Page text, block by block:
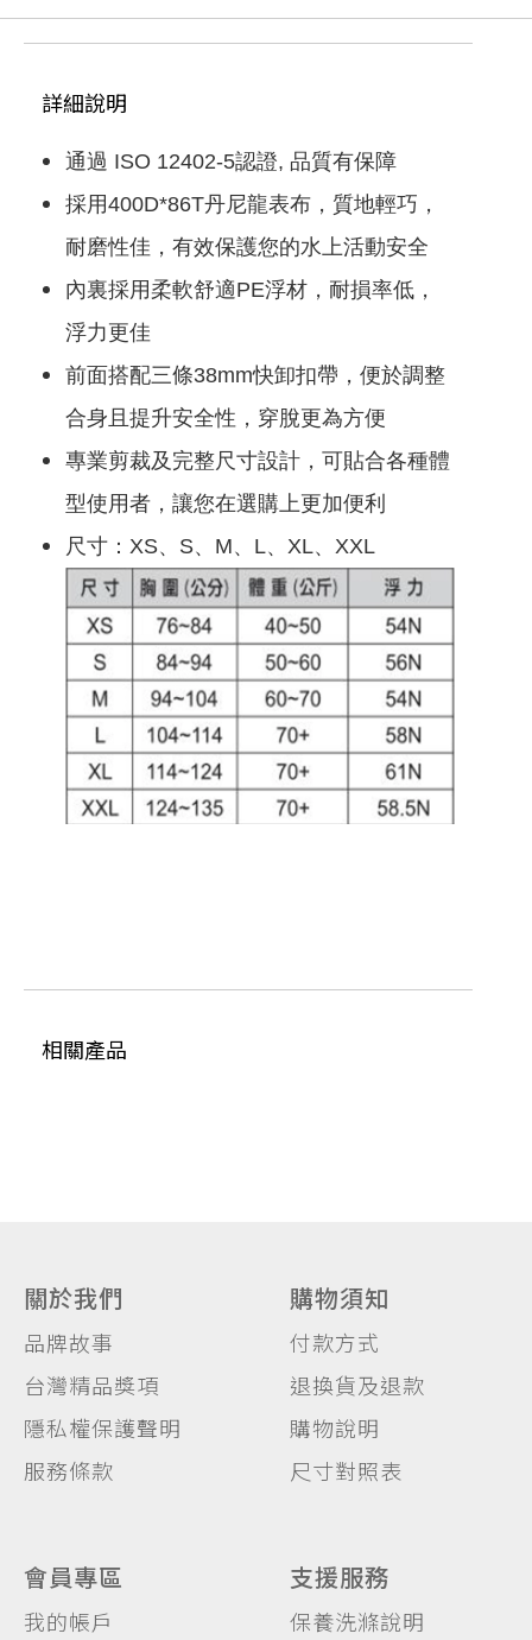
運送方式
貨，每筆運費NT$100
滿NT$1000(含以上)免運費
付款後台灣外島宅配 (限澎湖、金門、馬祖、
蘭嶼地區)取貨，每筆運費NT$100
滿NT$1000(含以上)免運費
筆運費NT$250
滿NT$9999999(含以上)免運費
您聯絡)取貨，每筆運費NT$2147483647
滿NT$2147483647(含以上)免運費
詳細說明
通過 ISO 12402-5認證, 品質有保障
採用400D*86T丹尼龍表布，質地輕巧，
耐磨性佳，有效保護您的水上活動安全
內裏採用柔軟舒適PE浮材，耐損率低，
浮力更佳
前面搭配三條38mm快卸扣帶，便於調整
合身且提升安全性，穿脫更為方便
專業剪裁及完整尺寸設計，可貼合各種體
型使用者，讓您在選購上更加便利
尺寸：XS、S、M、L、XL、XXL
相關產品
關於我們
品牌故事
台灣精品獎項
隱私權保護聲明
服務條款
購物須知
付款方式
退換貨及退款
購物說明
尺寸對照表
會員專區
我的帳戶
支援服務
保養洗滌說明